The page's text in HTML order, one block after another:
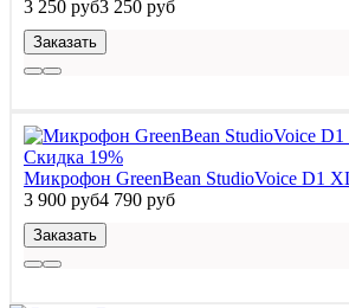
3 250 руб3 250 руб
Заказать
Скидка 19%
Микрофон GreenBean StudioVoice D1
3 900 руб4 790 руб
Заказать